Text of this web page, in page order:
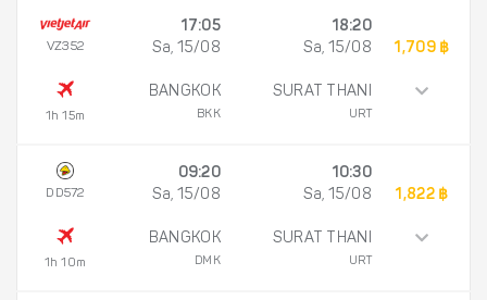
VZ352
1h 15m
17:05
Sa, 15/08
BANGKOK
BKK
18:20
Sa, 15/08
SURAT THANI
URT
1,709 ฿
DD572
1h 10m
09:20
Sa, 15/08
BANGKOK
DMK
10:30
Sa, 15/08
SURAT THANI
URT
1,822 ฿